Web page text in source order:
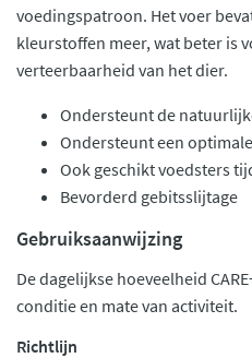
voedingspatroon. Het voer
kleurstoffen meer, wat beter is
verteerbaarheid van het dier.
Ondersteunt de
Ondersteunt een
Ook geschikt voedsters
Bevorderd gebitsslijtage
Gebruiksaanwijzing
De dagelijkse hoeveelheid
conditie en mate van activiteit.
Richtlijn